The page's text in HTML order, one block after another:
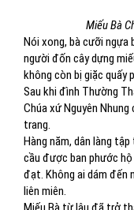
Miếu Bà
Nói xong, bà cưỡi ngựa
người đốn cây dựng
không còn bị giặc quấy
Sau khi đình Thường
Chúa xứ Nguyên
trang.
Hàng năm, dân làng
cầu được ban phước
đạt. Không ai dám đến
liên miên.